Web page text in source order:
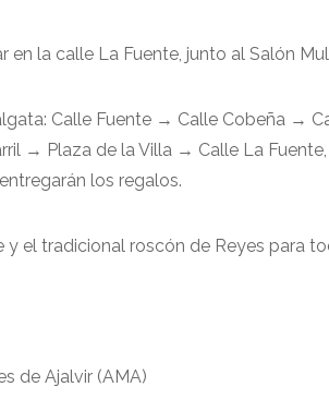
en la calle La Fuente, junto al Salón
Calle Fuente → Calle Cobeña →
→ Plaza de la Villa → Calle La
los regalos.
y el tradicional roscón de Reyes para
de Ajalvir (AMA)